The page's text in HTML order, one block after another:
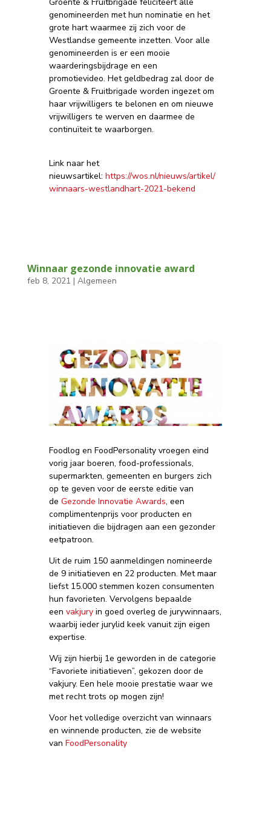
genomineerden met hun nominatie en het
grote hart waarmee zij zich voor de
Westlandse gemeente inzetten. Voor alle
genomineerden is er een mooie
waarderingsbijdrage en een
promotievideo. Het geldbedrag zal door de
Groente & Fruitbrigade worden ingezet om
haar vrijwilligers te belonen en om nieuwe
vrijwilligers te werven en daarmee de
continuïteit te waarborgen.
Link naar het
nieuwsartikel: https://wos.nl/nieuws/artikel/
winnaars-westlandhart-2021-bekend
Winnaar gezonde innovatie award
feb 8, 2021 | Algemeen
Foodlog en FoodPersonality vroegen eind
vorig jaar boeren, food-professionals,
supermarkten, gemeenten en burgers zich
op te geven voor de eerste editie van
de Gezonde Innovatie Awards, een
complimentenprijs voor producten en
initiatieven die bijdragen aan een gezonder
eetpatroon.
Uit de ruim 150 aanmeldingen nomineerde
de 9 initiatieven en 22 producten. Met maar
liefst 15.000 stemmen kozen consumenten
hun favorieten. Vervolgens bepaalde
een vakjuryin goed overleg de jurywinnaars,
waarbij ieder jurylid keek vanuit zijn eigen
expertise.
Wij zijn hierbij 1e geworden in de categorie
“Favoriete initiatieven”, gekozen door de
vakjury. Een hele mooie prestatie waar we
met recht trots op mogen zijn!
Voor het volledige overzicht van winnaars
en winnende producten, zie de website
van FoodPersonality